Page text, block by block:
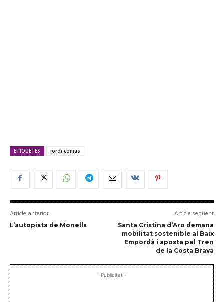
ETIQUETES jordi comas
Article anterior
L’autopista de Monells
Article següent
Santa Cristina d’Aro demana
mobilitat sostenible al Baix
Empordà i aposta pel Tren
de la Costa Brava
- Publicitat -